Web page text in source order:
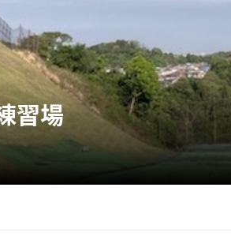
習場